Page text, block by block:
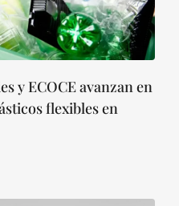
y ECOCE avanzan en
flexibles en